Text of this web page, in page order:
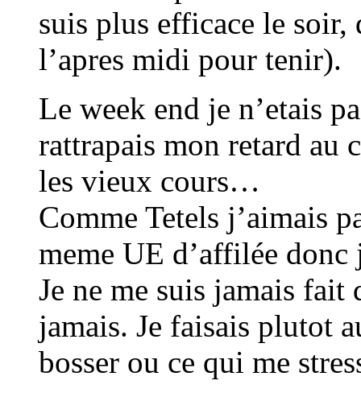
suis plus efficace le soir,
l’apres midi pour tenir).
Le week end je n’etais
rattrapais mon retard au
les vieux cours…
Comme Tetels j’aimais
meme UE d’affilée donc
Je ne me suis jamais fait
jamais. Je faisais plutot
bosser ou ce qui me